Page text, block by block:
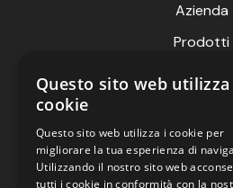
Azienda
Prodotti
Fiere
Live Meteo
B2B
Questo sito web utilizza
cookie
Questo sito web utilizza i cookie per
migliorare la tua esperienza di
Utilizzando il nostro sito web
tutti i cookie in conformità con la